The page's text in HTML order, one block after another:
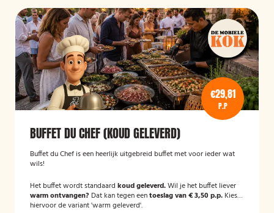
€29,81
P.P
BUFFET DU CHEF (KOUD GELEVERD)
Buffet du Chef is een heerlijk uitgebreid buffet met voor ieder wat
wils!
Het buffet wordt standaard koud geleverd.Wil je het buffet liever
warm ontvangen? Dat kan tegen eentoeslag van € 3,50 p.p. Kies
hiervoor de variant 'warm geleverd'.